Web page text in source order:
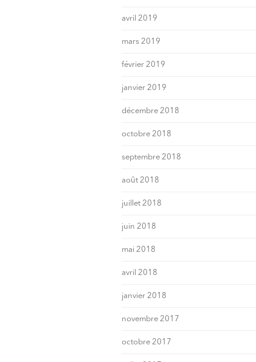
avril 2019
mars 2019
février 2019
janvier 2019
décembre 2018
octobre 2018
septembre 2018
août 2018
juillet 2018
juin 2018
mai 2018
avril 2018
janvier 2018
novembre 2017
octobre 2017